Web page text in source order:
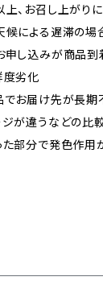
、お召し上がり
による遅滞の場
し込みが商品到
劣化
お届け先が長期
が違うなどの比
部分で発色作用